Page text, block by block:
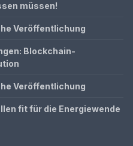
müssen!
Veröffentlichung
Blockchain-
Veröffentlichung
fit für die Energiewende